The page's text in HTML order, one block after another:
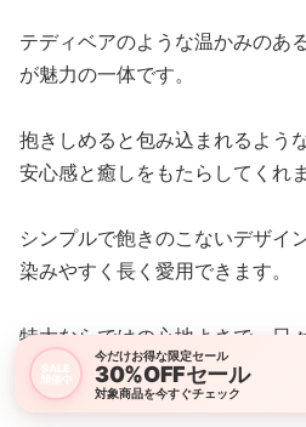
SALE
開催中
今だけお得な限定セール
30%OFFセール
対象商品を今すぐチェック
テディベアのような温かみのあ
が魅力の一体です。
抱きしめると包み込まれるよう
安心感と癒しをもたらしてくれま
シンプルで飽きのこないデザイ
染みやすく長く愛用できます。
特大ならではの心地よさで、日
れる存在です。